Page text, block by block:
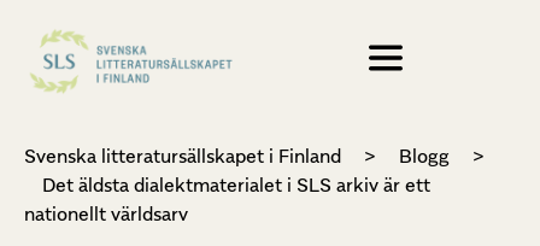
Svenska litteratursällskapet i Finland > Blogg
>
Det äldsta dialektmaterialet i SLS arkiv är ett
nationellt världsarv